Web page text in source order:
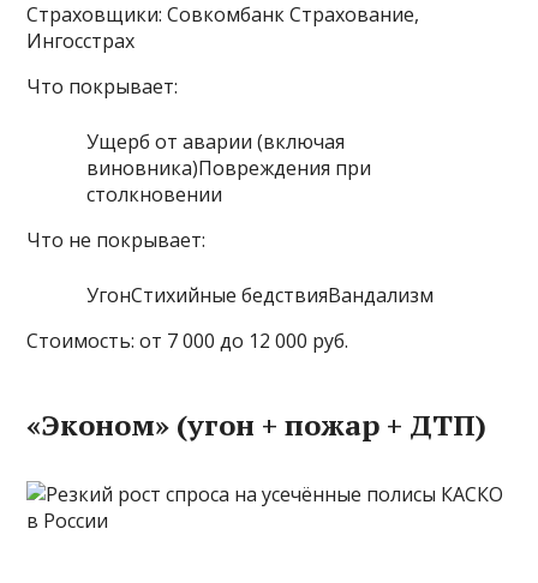
Страховщики: Совкомбанк Страхование,
Ингосстрах
Что покрывает:
Ущерб от аварии (включая
виновника)Повреждения при
столкновении
Что не покрывает:
УгонСтихийные бедствияВандализм
Стоимость: от 7 000 до 12 000 руб.
«Эконом» (угон + пожар + ДТП)